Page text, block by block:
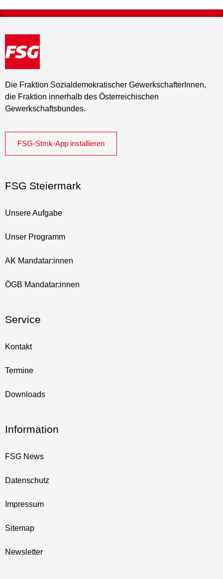
Die Fraktion Sozialdemokratischer GewerkschafterInnen,
die Fraktion innerhalb des Österreichischen
Gewerkschaftsbundes.
FSG-Stmk-App installieren
FSG Steiermark
Unsere Aufgabe
Unser Programm
AK Mandatar:innen
ÖGB Mandatar:innen
Service
Kontakt
Termine
Downloads
Information
FSG News
Datenschutz
Impressum
Sitemap
Newsletter